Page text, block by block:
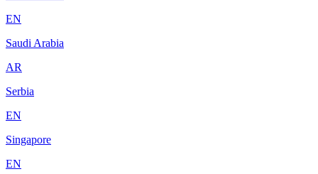
EN
Saudi Arabia
AR
Serbia
EN
Singapore
EN